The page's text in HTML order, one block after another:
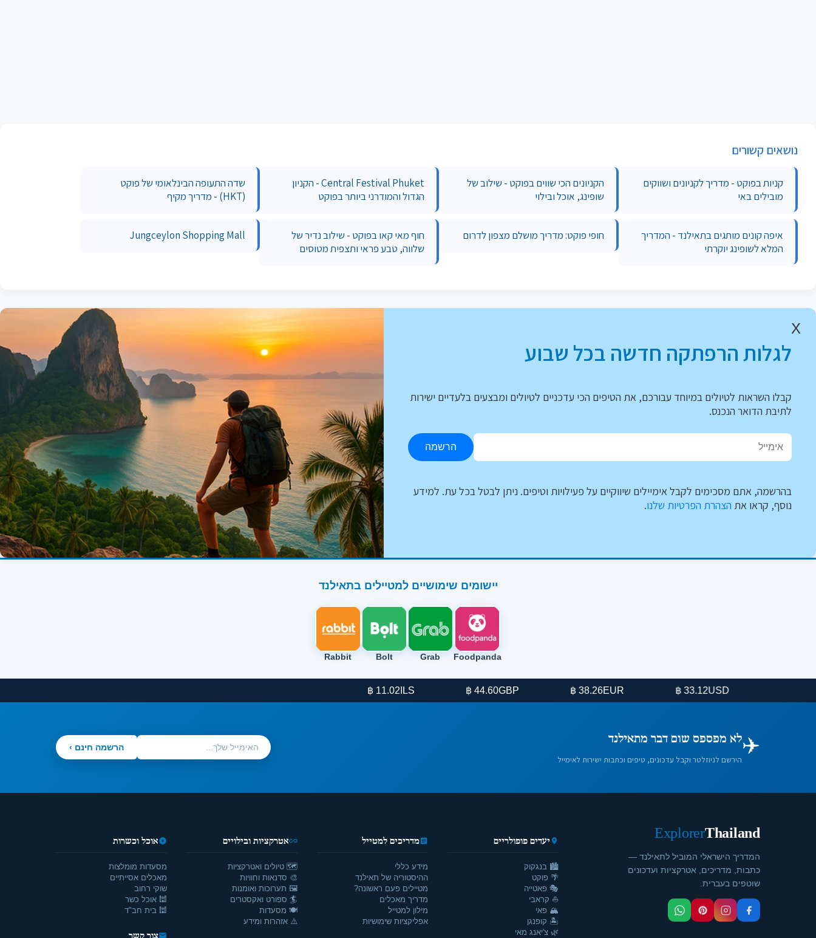
נושאים קשורים
קניות בפוקט - מדריך לקניונים ושווקים
מובילים באי
הקניונים הכי שווים בפוקט - שילוב של
שופינג, אוכל ובילוי
Central Festival Phuket - הקניון
הגדול והמודרני ביותר בפוקט
שדה התעופה הבינלאומי של פוקט
(HKT) - מדריך מקיף
איפה קונים מותגים בתאילנד - המדריך
המלא לשופינג יוקרתי
חופי פוקט: מדריך מושלם מצפון לדרום
חוף מאי קאו בפוקט - שילוב נדיר של
שלווה, טבע פראי ותצפית מטוסים
Jungceylon Shopping Mall
X
לגלות הרפתקה חדשה בכל שבוע
קבלו השראות לטיולים במיוחד עבורכם, את הטיפים הכי עדכניים לטיולים ומבצעים בלעדיים ישירות
לתיבת הדואר הנכנס.
הרשמה
בהרשמה, אתם מסכימים לקבל אימיילים שיווקיים על פעילויות וטיפים. ניתן לבטל בכל עת. למידע
נוסף, קראו את הצהרת הפרטיות שלנו.
יישומים שימושיים למטיילים בתאילנד
Foodpanda
Grab
Bolt
Rabbit
USD
EUR
GBP
ILS
✈️לא מפספס שום דבר מתאילנד
הירשם לניוזלטר וקבל עדכונים, טיפים וכתבות ישירות לאימייל
הרשמה חינם ›
Thailand
Explorer
המדריך הישראלי המוביל לתאילנד —
כתבות, מדריכים, אטרקציות ועדכונים
שוטפים בעברית.
יעדים פופולריים
🏙️ בנגקוק
🌴 פוקט
🎭 פאטייה
⛵ קראבי
🏔️ פאי
🏝️ קופנגן
🌿 צ'יאנג מאי
מדריכים למטייל
מידע כללי
ההיסטוריה של תאילנד
מטיילים פעם ראשונה?
מדריך מאכלים
מילון למטייל
אפליקציות שימושיות
אטרקציות ובילויים
🗺️ טיולים ואטרקציות
🎨 סדנאות וחוויות
🖼️ תערוכות ואומנות
🏄 ספורט ואקסטרים
🍽️ מסעדות
⚠️ אזהרות ומידע
אוכל וכשרות
מסעדות מומלצות
מאכלים אסייתיים
שוקי רחוב
🕍 אוכל כשר
🕍 בית חב"ד
צור קשר